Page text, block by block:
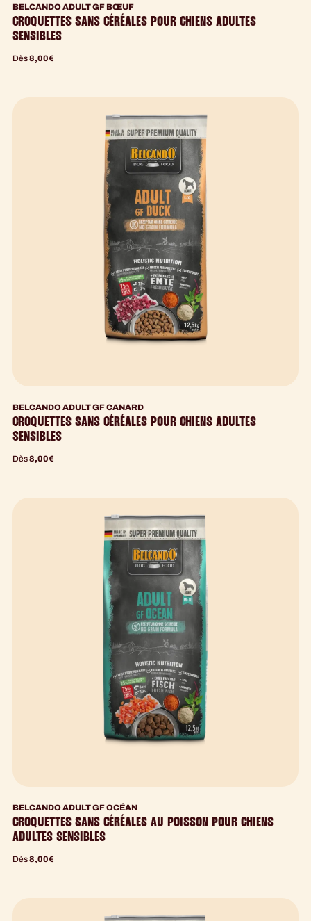
BELCANDO ADULT GF BŒUF
CROQUETTES SANS CÉRÉALES POUR CHIENS ADULTES
SENSIBLES
Dès8,00€
BELCANDO ADULT GF CANARD
CROQUETTES SANS CÉRÉALES POUR CHIENS ADULTES
SENSIBLES
Dès8,00€
BELCANDO ADULT GF OCÉAN
CROQUETTES SANS CÉRÉALES AU POISSON POUR CHIENS
ADULTES SENSIBLES
Dès8,00€